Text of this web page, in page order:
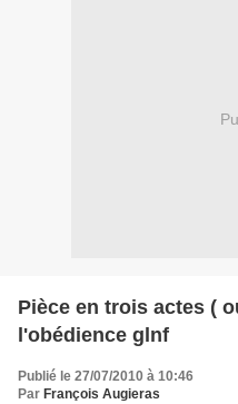
Pièce en trois actes (
l'obédience glnf
Publié le 27/07/2010 à 10:46
Par François Augieras